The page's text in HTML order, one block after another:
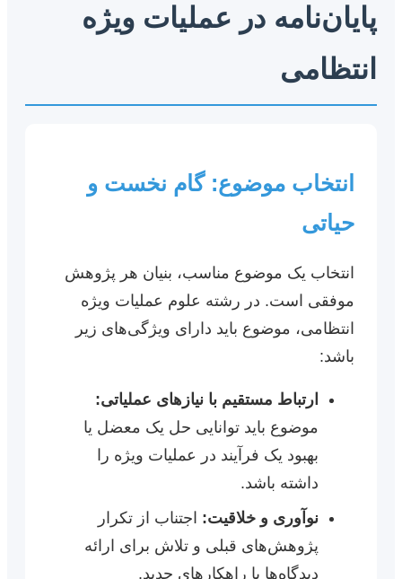
پایان‌نامه در عملیات ویژه
انتظامی
انتخاب موضوع: گام نخست و
حیاتی
انتخاب یک موضوع مناسب، بنیان هر پژوهش
موفقی است. در رشته علوم عملیات ویژه
انتظامی، موضوع باید دارای ویژگی‌های زیر
باشد:
ارتباط مستقیم با نیازهای عملیاتی:
موضوع باید توانایی حل یک معضل یا
بهبود یک فرآیند در عملیات ویژه را
داشته باشد.
نوآوری و خلاقیت:اجتناب از تکرار
پژوهش‌های قبلی و تلاش برای ارائه
دیدگاه‌ها یا راهکارهای جدید.